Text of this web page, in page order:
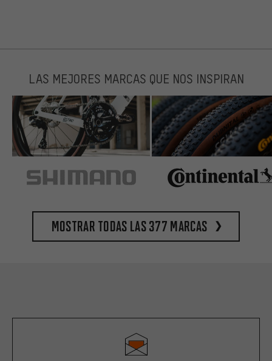
LAS MEJORES MARCAS QUE NOS INSPIRAN
Mostrar todas las 377 marcas